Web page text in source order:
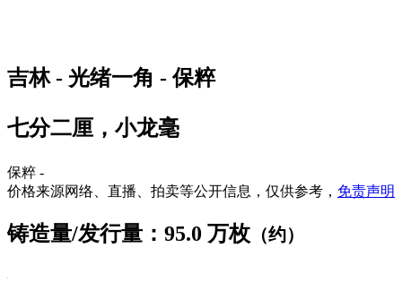
吉林 - 光绪一角 - 保粹
七分二厘，小龙毫
保粹 -
价格来源网络、直播、拍卖等公开信息，仅供参考， 免责声明
铸造量/发行量：95.0 万枚 （约）